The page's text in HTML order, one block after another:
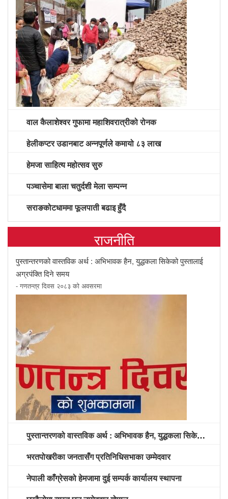
वाल कैलाशेश्वर गुफामा महाशिवरात्रीको रोनक
हेलीकप्टर उडानबाट अन्नपूर्णले कमायो ८३ लाख
हेमजा साहित्य महोत्सव सुरु
पञ्चासेमा बाला चतुर्दशी मेला सम्पन्न
सराङकोटधाममा फूलपाती बढाइ हुँदै
राजनीति
पुस्तान्तरणको वास्तविक अर्थ : अभिभावक हैन, युद्धकला सिकेको पुस्तालाई
अग्रपंक्ति दिने समय
- गणतन्त्र दिवस २०८३ को अवसरमा
पुस्तान्तरणको वास्तविक अर्थ : अभिभावक हैन, युद्धकला सिकेको पुस्तालाई अग्रपंक्ति दिने समय
भरतपोखरीका जनतासँग प्रतिनिधिसभाका उम्मेदवार
नेपाली काँग्रेसको हेमजामा दुई सम्पर्क कार्यालय स्थापना